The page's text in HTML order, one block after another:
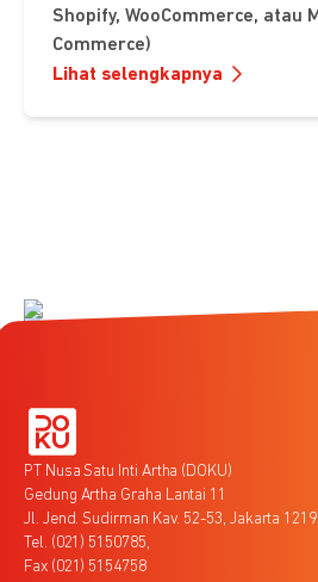
Shopify, WooCommerce, atau
Commerce)
Lihat selengkapnya
PT Nusa Satu Inti Artha (DOKU)
Gedung Artha Graha Lantai 11
Jl. Jend. Sudirman Kav. 52-53, Jakarta
Tel. (021) 5150785,
Fax (021) 5154758